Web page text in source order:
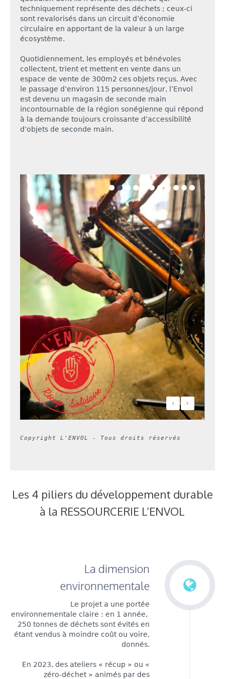
techniquement représente des déchets ; ceux-ci
sont revalorisés dans un circuit d’économie
circulaire en apportant de la valeur à un large
écosystème.
Quotidiennement, les employés et bénévoles
collectent, trient et mettent en vente dans un
espace de vente de 300m2 ces objets reçus. Avec
le passage d’environ 115 personnes/jour, l’Envol
est devenu un magasin de seconde main
incontournable de la région sonégienne qui répond
à la demande toujours croissante d’accessibilité
d’objets de seconde main.
Copyright L'ENVOL - Tous droits réservés
Les 4 piliers du développement durable
à la RESSOURCERIE L’ENVOL
La dimension
environnementale
Le projet a une portée
environnementale claire : en 1 année,
250 tonnes de déchets sont évités en
étant vendus à moindre coût ou voire,
donnés.
En 2023, des ateliers « récup » ou «
zéro-déchet » animés par des